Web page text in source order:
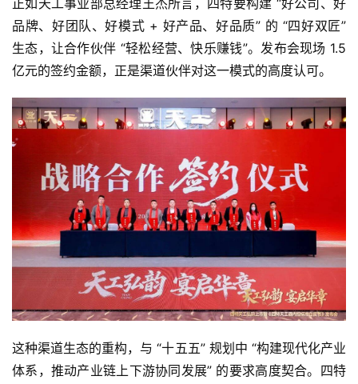
正如天工事业部总经理王杰所言，四特要构建 “好公司、好
品牌、好团队、好模式 + 好产品、好品质” 的 “四好双匠”
生态，让合作伙伴 “轻松经营、快乐赚钱”。发布会现场 1.5
亿元的签约金额，正是渠道伙伴对这一模式的高度认可。
这种渠道生态的重构，与 “十五五” 规划中 “构建现代化产业
体系，推动产业链上下游协同发展” 的要求高度契合。四特